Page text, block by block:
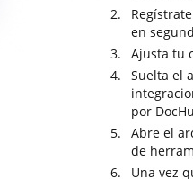
en
Ajusta tu
Suelta el
por
Abre el
de
Una vez